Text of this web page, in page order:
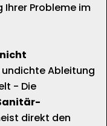
Probleme im
undichte Ableitung
- Die
direkt den